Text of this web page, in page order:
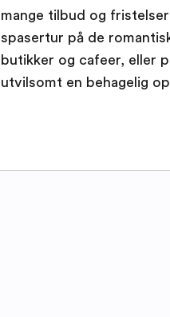
mange tilbud og
spasertur på de
butikker og cafeer, eller
utvilsomt en behagelig